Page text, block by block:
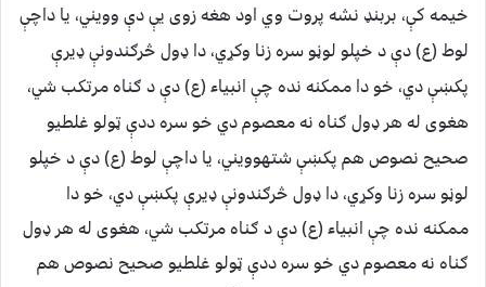
خیمه کې، بربنډ نشه پروت وي اود هغه زوی یې دې وویني، یا داچې
لوط (ع) دې د خپلو لوڼو سره زنا وکړي، دا ډول څرګندونې ډیرې
پکښې دي، خو دا ممکنه نده چې انبیاء (ع) دې د ګناه مرتکب شي،
هغوی له هر ډول ګناه نه معصوم دي خو سره ددې ټولو غلطیو
صحیح نصوص هم پکښې شتهوویني، یا داچې لوط (ع) دې د خپلو
لوڼو سره زنا وکړي، دا ډول څرګندونې ډیرې پکښې دي، خو دا
ممکنه نده چې انبیاء (ع) دې د ګناه مرتکب شي، هغوی له هر ډول
ګناه نه معصوم دي خو سره ددې ټولو غلطیو صحیح نصوص هم